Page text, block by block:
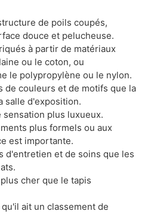
de poils coupés,
douce et pelucheuse.
à partir de matériaux
ou le coton, ou
le polypropylène ou le nylon.
de couleurs et de motifs que la
salle d'exposition.
sensation plus luxueux.
plus formels ou aux
est importante.
d'entretien et de soins que les
cher que le tapis
ait un classement de